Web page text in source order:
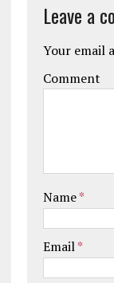
Leave a
Your email
Comment
Name*
Email*